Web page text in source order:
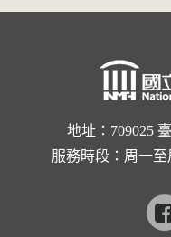
地址：709025
服務時段：周一至